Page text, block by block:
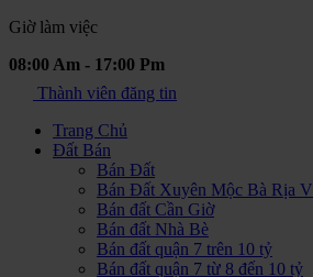
Giờ làm việc
08:00 Am - 17:00 Pm
Thành viên đăng tin
Trang Chủ
Đất Bán
Bán Đất
Bán Đất Xuyên Mộc Bà Rịa
Bán đất Cần Giờ
Bán đất Nhà Bè
Bán đất quận 7 trên 10 tỷ
Bán đất quận 7 từ 8 đến 10 tỷ